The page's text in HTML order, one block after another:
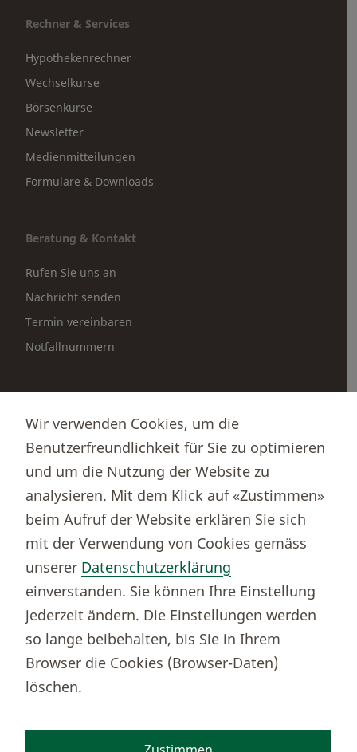
Rechner & Services
Hypothekenrechner
Wechselkurse
Börsenkurse
Newsletter
Medienmitteilungen
Formulare & Downloads
Beratung & Kontakt
Rufen Sie uns an
Nachricht senden
Termin vereinbaren
Notfallnummern
Börsenportal Yourmoney
Thurgauer Kantonalbank
Bankenclearingnr.
784
BIC (SWIFT)
KBTGCH22
Weitere TKB Nummern
Rechtliche Hinweise
Barrierefreiheit
Cookie-Einstellungen
Wir verwenden Cookies, um die
Benutzerfreundlichkeit für Sie zu optimieren
und um die Nutzung der Website zu
analysieren. Mit dem Klick auf «Zustimmen»
beim Aufruf der Website erklären Sie sich
mit der Verwendung von Cookies gemäss
unserer Datenschutzerklärung
einverstanden. Sie können Ihre Einstellung
jederzeit ändern. Die Einstellungen werden
so lange beibehalten, bis Sie in Ihrem
Browser die Cookies (Browser-Daten)
löschen.